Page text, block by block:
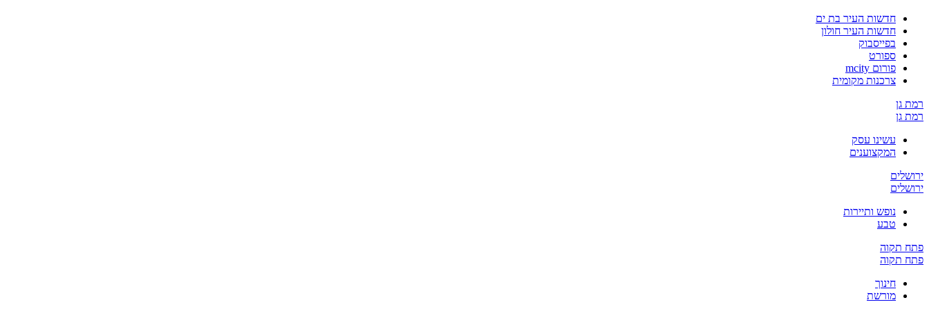
חדשות העיר בת ים
חדשות העיר חולון
בפייסבוק
ספורט
פורום mcity
צרכנות מקומית
רמת גן
רמת גן
עשינו עסק
המקצוענים
ירושלים
ירושלים
נופש ותיירות
טבע
פתח תקוה
פתח תקוה
חינוך
מורשת